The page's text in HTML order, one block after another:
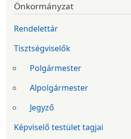
Önkormányzat
Rendelettár
Tisztségviselők
Polgármester
Alpolgármester
Jegyző
Képviselő testület tagjai